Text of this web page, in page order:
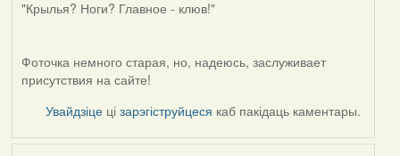
"Крылья? Ноги? Главное - клюв!"
Фоточка немного старая, но, надеюсь, заслуживает
присутствия на сайте!
Увайдзіце цізарэгіструйцеся каб пакідаць каментары.